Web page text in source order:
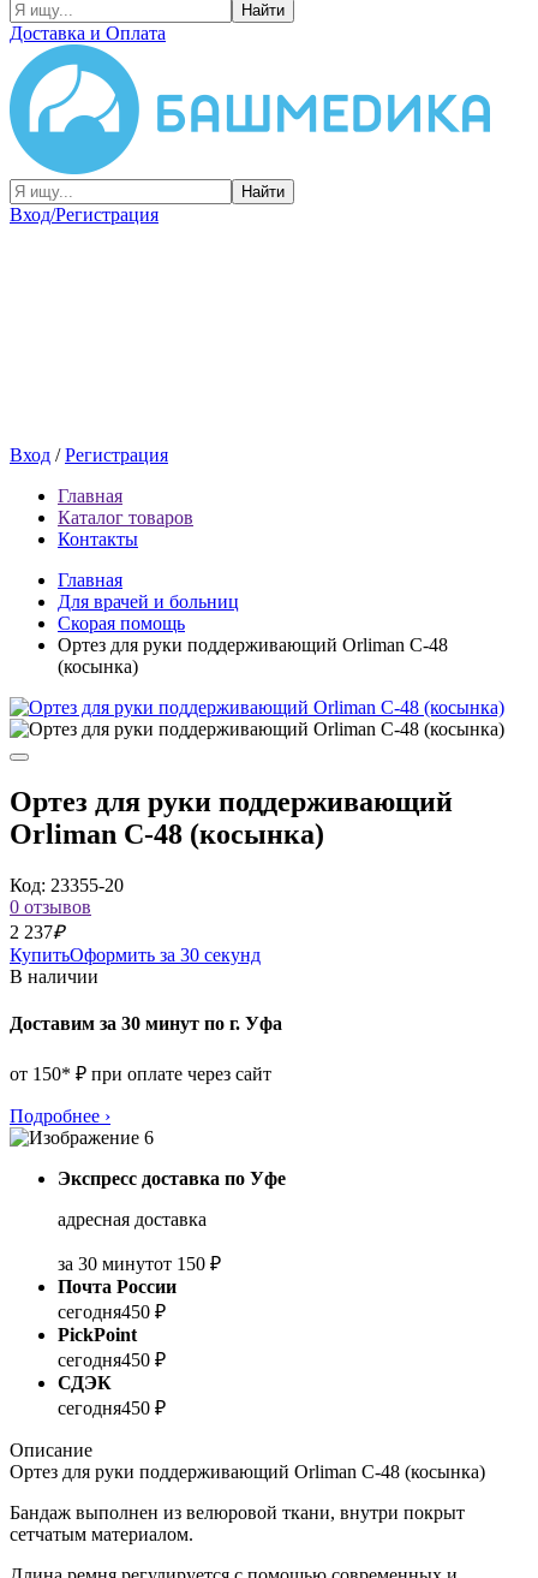
Найти
Доставка и Оплата
Найти
Вход/Регистрация
Вход /Регистрация
Главная
Каталог товаров
Контакты
Главная
Для врачей и больниц
Скорая помощь
Ортез для руки поддерживающий Orliman C-48
(косынка)
Ортез для руки поддерживающий
Orliman C-48 (косынка)
Код: 23355-20
0 отзывов
2 237₽
КупитьОформить за 30 секунд
В наличии
Доставим за 30 минут по г. Уфа
от 150* ₽ при оплате через сайт
Подробнее ›
Экспресс доставка по Уфе
адресная доставка
за 30 минутот 150 ₽
Почта России
сегодня450 ₽
PickPoint
сегодня450 ₽
СДЭК
сегодня450 ₽
Описание
Ортез для руки поддерживающий Orliman C-48 (косынка)
Бандаж выполнен из велюровой ткани, внутри покрыт
сетчатым материалом.